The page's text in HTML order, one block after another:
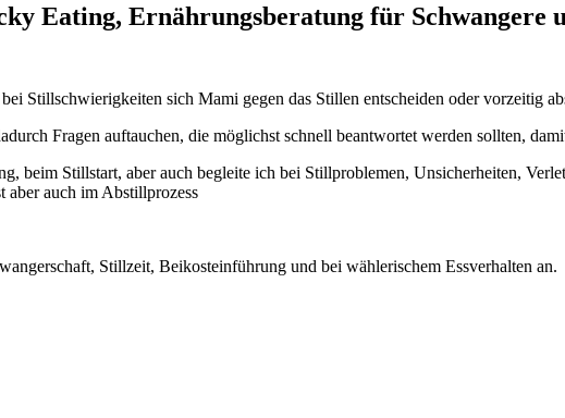
Eating, Ernährungsberatung für Schwangere
Stillschwierigkeiten sich Mami gegen das Stillen entscheiden oder vorzeitig
Fragen auftauchen, die möglichst schnell beantwortet werden sollten,
beim Stillstart, aber auch begleite ich bei Stillproblemen, Unsicherheiten,
auch im Abstillprozess
Stillzeit, Beikosteinführung und bei wählerischem Essverhalten an.